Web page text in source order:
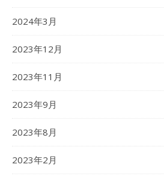
2024年3月
2023年12月
2023年11月
2023年9月
2023年8月
2023年2月